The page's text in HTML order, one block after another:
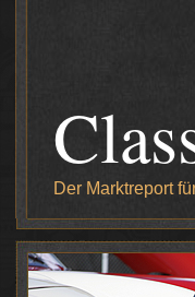
Der Marktreport